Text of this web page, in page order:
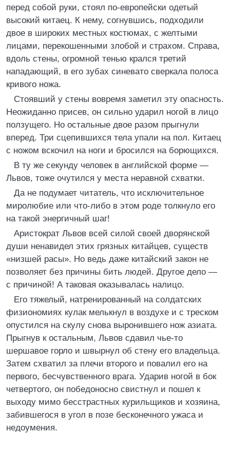
перед собой руки, стоял по-европейски одетый
высокий китаец. К нему, согнувшись, подходили
двое в широких местных костюмах, с желтыми
лицами, перекошенными злобой и страхом. Справа,
вдоль стены, огромной тенью крался третий
нападающий, в его зубах синевато сверкала полоса
кривого ножа.
Стоявший у стены вовремя заметил эту опасность.
Неожиданно присев, он сильно ударил ногой в лицо
ползущего. Но остальные двое разом прыгнули
вперед. Три сцепившихся тела упали на пол. Китаец
с ножом вскочил на ноги и бросился на борющихся.
В ту же секунду человек в английской форме —
Львов, тоже очутился у места неравной схватки.
Да не подумает читатель, что исключительное
миролюбие или что-либо в этом роде толкнуло его
на такой энергичный шаг!
Аристократ Львов всей силой своей дворянской
души ненавидел этих грязных китайцев, существ
«низшей расы». Но ведь даже китайский закон не
позволяет без причины бить людей. Другое дело —
с причиной! А таковая оказывалась налицо.
Его тяжелый, натренированный на солдатских
физиономиях кулак мелькнул в воздухе и с треском
опустился на скулу снова выронившего нож азиата.
Прыгнув к остальным, Львов сдавил чье-то
шершавое горло и швырнул об стену его владельца.
Затем схватил за плечи второго и повалил его на
первого, бесчувственного врага. Ударив ногой в бок
четвертого, он победоносно свистнул и пошел к
выходу мимо бесстрастных курильщиков и хозяина,
забившегося в угол в позе бесконечного ужаса и
недоумения.